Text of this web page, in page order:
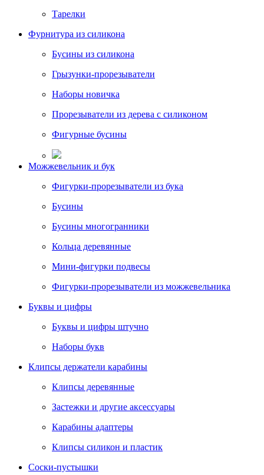
Тарелки
Фурнитура из силикона
Бусины из силикона
Грызунки-прорезыватели
Наборы новичка
Прорезыватели из дерева с силиконом
Фигурные бусины
Можжевельник и бук
Фигурки-прорезыватели из бука
Бусины
Бусины многогранники
Кольца деревянные
Мини-фигурки подвесы
Фигурки-прорезыватели из можжевельника
Буквы и цифры
Буквы и цифры штучно
Наборы букв
Клипсы держатели карабины
Клипсы деревянные
Застежки и другие аксессуары
Карабины адаптеры
Клипсы силикон и пластик
Соски-пустышки